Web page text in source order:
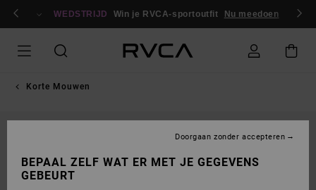
NAAR/ registrerenWEDSTRIJD Win je RVCA-sportoutfit Nu meedoen
Korte Mouwen
BEPAAL ZELF WAT ER MET JE GEGEVENS
GEBEURT
Doorgaan zonder accepteren